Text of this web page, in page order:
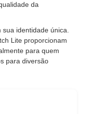
da
identidade única.
Lite proporcionam
para quem
para diversão